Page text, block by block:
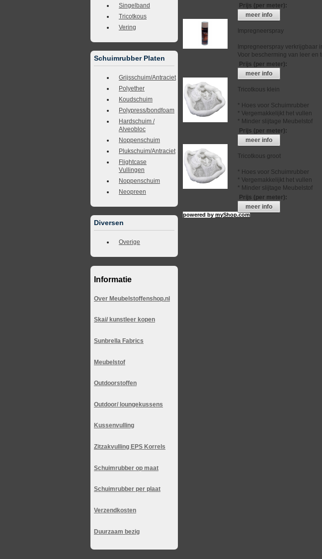
Singelband
Tricotkous
Vering
Schuimrubber Platen
Grijsschuim/Antraciet
Polyether
Koudschuim
Polypress/bondfoam
Hardschuim /
Alveobloc
Noppenschuim
Plukschuim/Antraciet
Flightcase
Vullingen
Noppenschuim
Neopreen
Diversen
Overige
Informatie
Over Meubelstoffenshop.nl
Skai/ kunstleer kopen
Sunbrella Fabrics
Meubelstof
Outdoorstoffen
Outdoor/ loungekussens
Kussenvulling
Zitzakvulling EPS Korrels
Schuimrubber op maat
Schuimrubber per plaat
Verzendkosten
Duurzaam bezig
Prijs (per meter):
meer info
Impregneerspray
Impregneerspray verkrijgbaar
Voor bescherming van leer en
Prijs (per meter):
meer info
Tricotkous klein
* Hoes voor Schuimrubber
* Vergemakkelijkt het vullen
* Minder slijtage Meubelstof
Prijs (per meter):
meer info
Tricotkous groot
* Hoes voor Schuimrubber
* Vergemakkelijkt het vullen
* Minder slijtage Meubelstof
Prijs (per meter):
meer info
powered bymyShop.com